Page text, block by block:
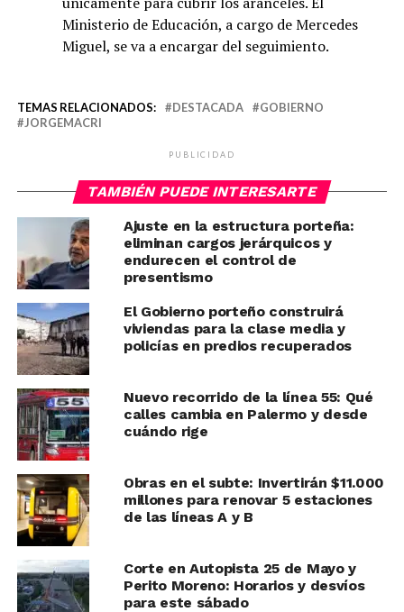
Ministerio de Educación, a cargo de Mercedes
Miguel, se va a encargar del seguimiento.
TEMAS RELACIONADOS: DESTACADA
GOBIERNO
JORGEMACRI
PUBLICIDAD
TAMBIÉN PUEDE INTERESARTE
Ajuste en la estructura porteña:
eliminan cargos jerárquicos y
endurecen el control de
presentismo
El Gobierno porteño construirá
viviendas para la clase media y
policías en predios recuperados
Nuevo recorrido de la línea 55: Qué
calles cambia en Palermo y desde
cuándo rige
Obras en el subte: Invertirán $11.000
millones para renovar 5 estaciones
de las líneas A y B
Corte en Autopista 25 de Mayo y
Perito Moreno: Horarios y desvíos
para este sábado